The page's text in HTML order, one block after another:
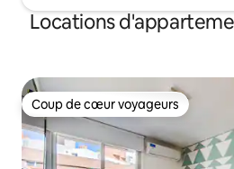
Locations
Coup de cœur voyageurs
Coup de cœur voyageurs